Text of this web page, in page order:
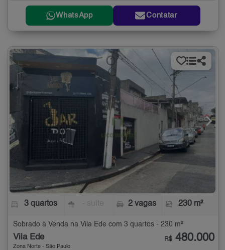
WhatsApp Contatar
3 quartos 2 vagas 230 m²
Sobrado à Venda na Vila Ede com 3 quartos - 230 m²
Vila Ede
Zona Norte - São Paulo
R$ 480.000